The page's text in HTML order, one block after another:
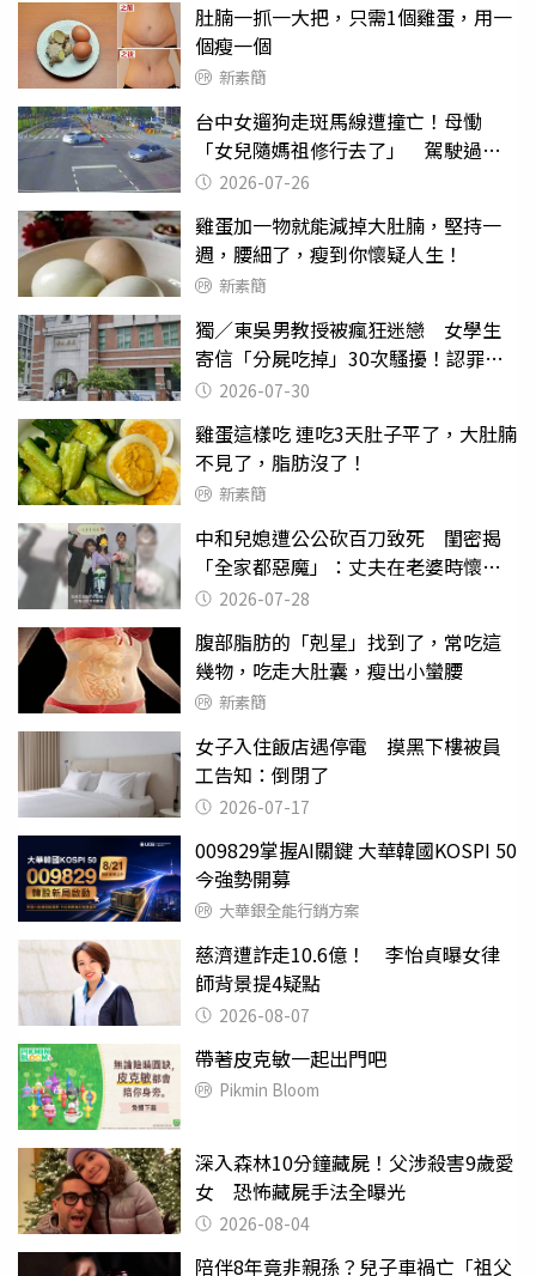
肚腩一抓一大把，只需1個雞蛋，用一
個瘦一個
新素簡
台中女遛狗走斑馬線遭撞亡！母慟
「女兒隨媽祖修行去了」 駕駛過失
致死判9月
2026-07-26
雞蛋加一物就能減掉大肚腩，堅持一
週，腰細了，瘦到你懷疑人生！
新素簡
獨／東吳男教授被瘋狂迷戀 女學生
寄信「分屍吃掉」30次騷擾！認罪免
關 2026-07-30
雞蛋這樣吃 連吃3天肚子平了，大肚腩
不見了，脂肪沒了！
新素簡
中和兒媳遭公公砍百刀致死 閨密揭
「全家都惡魔」：丈夫在老婆時懷孕
摔東西
2026-07-28
腹部脂肪的「剋星」找到了，常吃這
幾物，吃走大肚囊，瘦出小蠻腰
新素簡
女子入住飯店遇停電 摸黑下樓被員
工告知：倒閉了
2026-07-17
009829掌握AI關鍵 大華韓國KOSPI 50
今強勢開募
大華銀全能行銷方案
慈濟遭詐走10.6億！ 李怡貞曝女律
師背景提4疑點
2026-08-07
帶著皮克敏一起出門吧
Pikmin Bloom
深入森林10分鐘藏屍！父涉殺害9歲愛
女 恐怖藏屍手法全曝光
2026-08-04
陪伴8年竟非親孫？兒子車禍亡「祖父